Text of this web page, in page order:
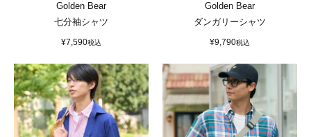
Golden Bear
七分袖シャツ
¥7,590税込
Golden Bear
ダンガリーシャツ
¥9,790税込